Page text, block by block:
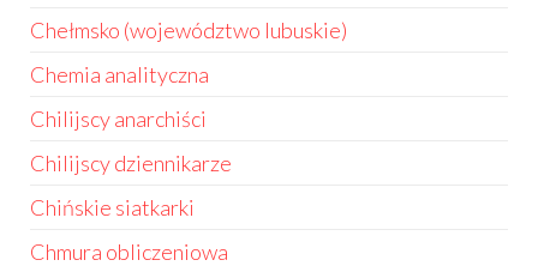
Chełmsko (województwo lubuskie)
Chemia analityczna
Chilijscy anarchiści
Chilijscy dziennikarze
Chińskie siatkarki
Chmura obliczeniowa